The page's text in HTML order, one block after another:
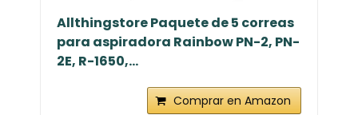
Allthingstore Paquete de 5 correas
para aspiradora Rainbow PN-2, PN-
2E, R-1650,...
Comprar en Amazon